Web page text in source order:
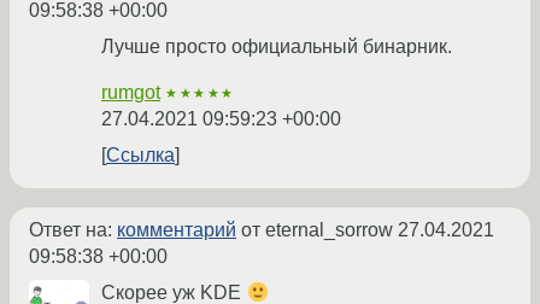
09:58:38 +00:00
Лучше просто официальный бинарник.
rumgot ★★★★★
27.04.2021 09:59:23 +00:00
Ссылка
Ответ на: комментарий от eternal_sorrow 27.04.2021
09:58:38 +00:00
Скорее уж KDE